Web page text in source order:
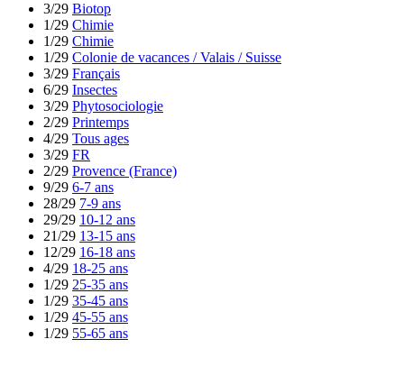
3/29 Biotop
1/29 Chimie
1/29 Chimie
1/29 Colonie de vacances / Valais / Suisse
3/29 Français
6/29 Insectes
3/29 Phytosociologie
2/29 Printemps
4/29 Tous ages
3/29 FR
2/29 Provence (France)
9/29 6-7 ans
28/29 7-9 ans
29/29 10-12 ans
21/29 13-15 ans
12/29 16-18 ans
4/29 18-25 ans
1/29 25-35 ans
1/29 35-45 ans
1/29 45-55 ans
1/29 55-65 ans